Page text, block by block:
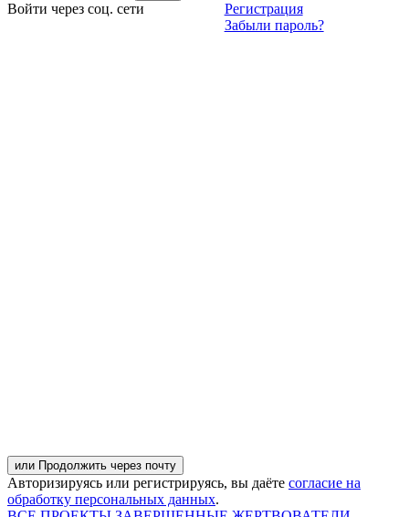
Регистрация
Забыли пароль?
Войти через соц. сети
или Продолжить через почту
Авторизируясь или регистрируясь, вы даёте согласие на
обработку персональных данных.